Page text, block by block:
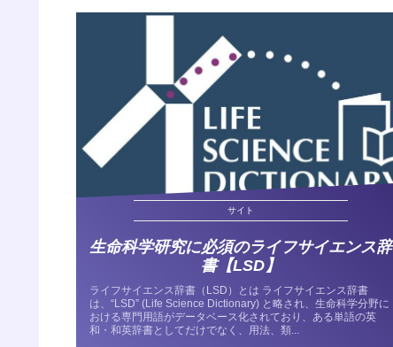
サイト
生命科学研究に必須のライフサイエンス辞
書【LSD】
ライフサイエンス辞書（LSD）とは ライフサイエンス辞書
は、“LSD” (Life Science Dictionary) と略され、生命科学分野に
おける専門用語がデータベース化されており、ある単語の英
和・和英辞書としてだけでなく、用法、類...